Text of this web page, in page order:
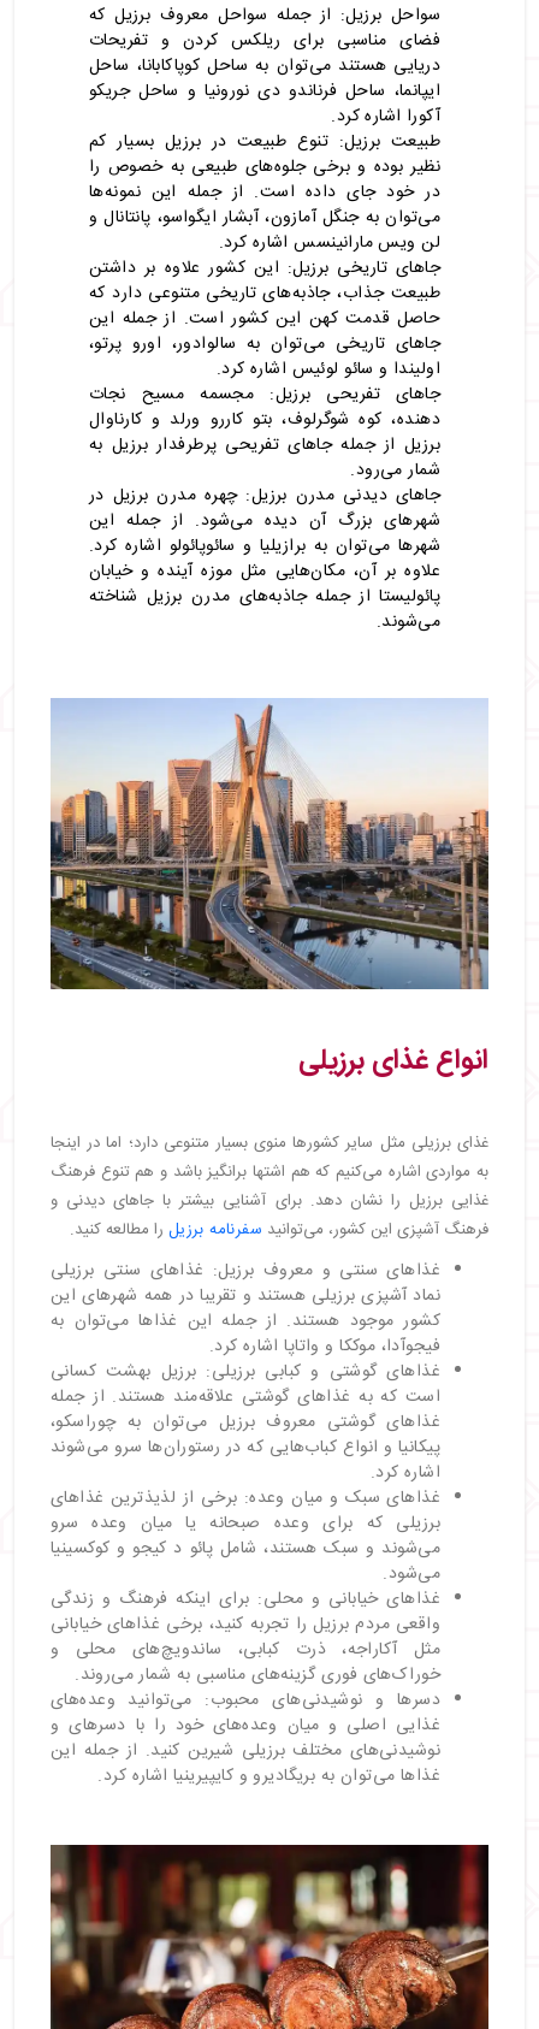
سواحل برزیل: از جمله سواحل معروف برزیل که
فضای مناسبی برای ریلکس کردن و تفریحات
دریایی هستند می‌توان به ساحل کوپاکابانا، ساحل
ایپانما، ساحل فرناندو دی نورونیا و ساحل جریکو
آکورا اشاره کرد.
طبیعت برزیل: تنوع طبیعت در برزیل بسیار کم
نظیر بوده و برخی جلوه‌های طبیعی به خصوص را
در خود جای داده است. از جمله این نمونه‌ها
می‌توان به جنگل آمازون، آبشار ایگواسو، پانتانال و
لن ویس مارانینسس اشاره کرد.
جاهای تاریخی برزیل: این کشور علاوه بر داشتن
طبیعت جذاب، جاذبه‌های تاریخی متنوعی دارد که
حاصل قدمت کهن این کشور است. از جمله این
جاهای تاریخی می‌توان به سالوادور، اورو پرتو،
اولیندا و سائو لوئیس اشاره کرد.
جاهای تفریحی برزیل: مجسمه مسیح نجات
دهنده، کوه شوگرلوف، بتو کاررو ورلد و کارناوال
برزیل از جمله جاهای تفریحی پرطرفدار برزیل به
شمار می‌رود.
جاهای دیدنی مدرن برزیل: چهره مدرن برزیل در
شهرهای بزرگ آن دیده می‌شود. از جمله این
شهرها می‌توان به برازیلیا و سائوپائولو اشاره کرد.
علاوه بر آن، مکان‌هایی مثل موزه آینده و خیابان
پائولیستا از جمله جاذبه‌های مدرن برزیل شناخته
می‌شوند.
انواع غذای برزیلی
غذای برزیلی مثل سایر کشورها منوی بسیار متنوعی دارد؛ اما در اینجا
به مواردی اشاره می‌کنیم که هم اشتها برانگیز باشد و هم تنوع فرهنگ
غذایی برزیل را نشان دهد. برای آشنایی بیشتر با جاهای دیدنی و
فرهنگ آشپزی این کشور، می‌توانید سفرنامه برزیل را مطالعه کنید.
غذاهای سنتی و معروف برزیل: غذاهای سنتی برزیلی
نماد آشپزی برزیلی هستند و تقریبا در همه شهرهای این
کشور موجود هستند. از جمله این غذاها می‌توان به
فیجوآدا، موککا و واتاپا اشاره کرد.
غذاهای گوشتی و کبابی برزیلی: برزیل بهشت کسانی
است که به غذاهای گوشتی علاقه‌مند هستند. از جمله
غذاهای گوشتی معروف برزیل می‌توان به چوراسکو،
پیکانیا و انواع کباب‌هایی که در رستوران‌ها سرو می‌شوند
اشاره کرد.
غذاهای سبک و میان وعده: برخی از لذیذترین غذاهای
برزیلی که برای وعده صبحانه یا میان وعده سرو
می‌شوند و سبک هستند، شامل پائو د کیجو و کوکسینیا
می‌شود.
غذاهای خیابانی و محلی: برای اینکه فرهنگ و زندگی
واقعی مردم برزیل را تجربه کنید، برخی غذاهای خیابانی
مثل آکاراجه، ذرت کبابی، ساندویچ‌های محلی و
خوراک‌های فوری گزینه‌های مناسبی به شمار می‌روند.
دسرها و نوشیدنی‌های محبوب: می‌توانید وعده‌های
غذایی اصلی و میان وعده‌های خود را با دسرهای و
نوشیدنی‌های مختلف برزیلی شیرین کنید. از جمله این
غذاها می‌توان به بریگادیرو و کایپیرینیا اشاره کرد.